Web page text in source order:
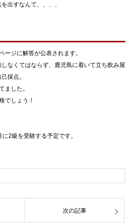
出すなんて、、、、
ージに解答が公表されます。
なくてはならず、鹿児島に着いて立ち飲み屋
採点。
ました。
でしょう！
2級を受験する予定です。
次の記事